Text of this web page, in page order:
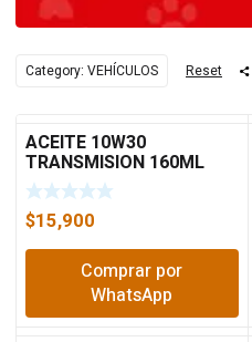
Category: VEHÍCULOS Reset
ACEITE 10W30
TRANSMISION 160ML
PINTA
$15,900
Comprar por
WhatsApp